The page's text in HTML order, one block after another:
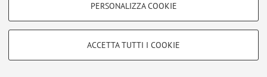
COOKIE TECNICI - NECESSARI
Si tratta di cookie tecnici utilizzati, a titolo esemplificativo, per il corretto
PERSONALIZZA COOKIE
ACCETTA TUTTI I COOKIE
© 2026 - ALMA MATER STUDIORUM - Università di Bologna - Via
|Note legali|Impostazioni Cookie